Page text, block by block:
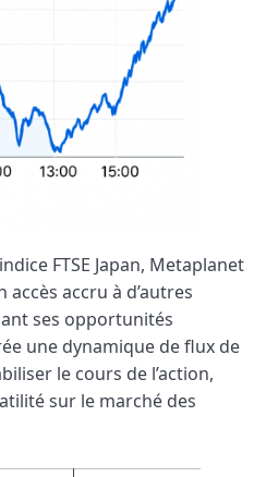
FTSE Japan, Metaplanet
accès accru à d’autres
ses opportunités
une dynamique de flux de
le cours de l’action,
sur le marché des